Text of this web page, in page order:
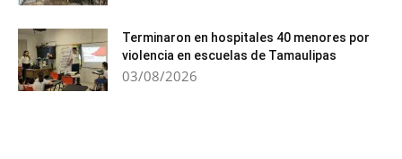
Terminaron en hospitales 40 menores por
violencia en escuelas de Tamaulipas
03/08/2026